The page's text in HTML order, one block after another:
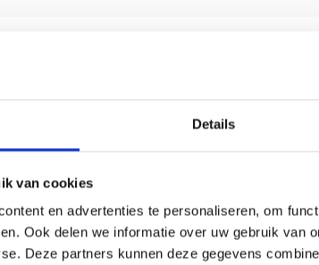
Details
van cookies
en advertenties te personaliseren, om
Ook delen we informatie over uw gebruik van
Deze partners kunnen deze gegevens
le ‘Castellum Romanum’ à
militaire fortifiée. Cela fait de la ville
occidentale, la plus ancienne ville de
le village attirait autrefois de
‘Saint-Bavo’est le plus ancien
ancienne de l'église, vous pouvez